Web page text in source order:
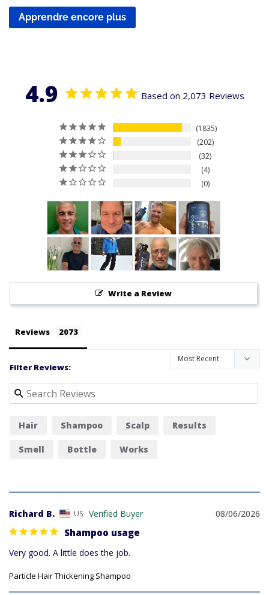
Apprendre encore plus
4.9 Based on 2,073 Reviews
1835
202
32
4
0
Write a Review
Reviews
Filter Reviews:
Hair Shampoo Scalp Results
Smell Bottle Works
08/06/2026
Richard B. US
Shampoo usage
Very good. A little does the job.
Particle Hair Thickening Shampoo